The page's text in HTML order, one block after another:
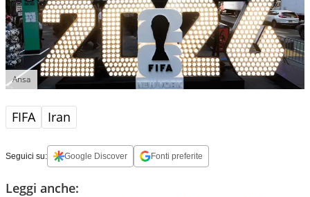
Ansa
FIFA Iran
Seguici su: Google Discover Fonti preferite
Leggi anche: